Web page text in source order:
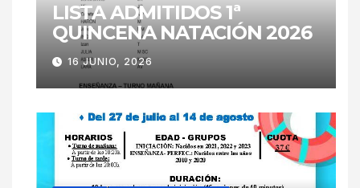
LISTA ADMITIDOS 1ª
QUINCENA NATACIÓN 2026
16 JUNIO, 2026